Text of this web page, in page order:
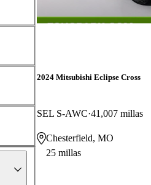
2024 Mitsubishi Eclipse Cross
SEL S-AWC 41,007 millas
Chesterfield, MO
25 millas